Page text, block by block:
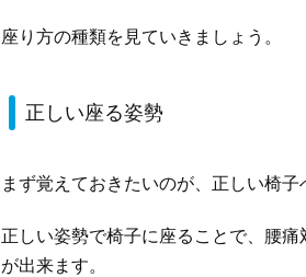
座り方の種類を見ていきましょう。
正しい座る姿勢
まず覚えておきたいのが、正しい椅子
正しい姿勢で椅子に座ることで、腰痛
が出来ます。